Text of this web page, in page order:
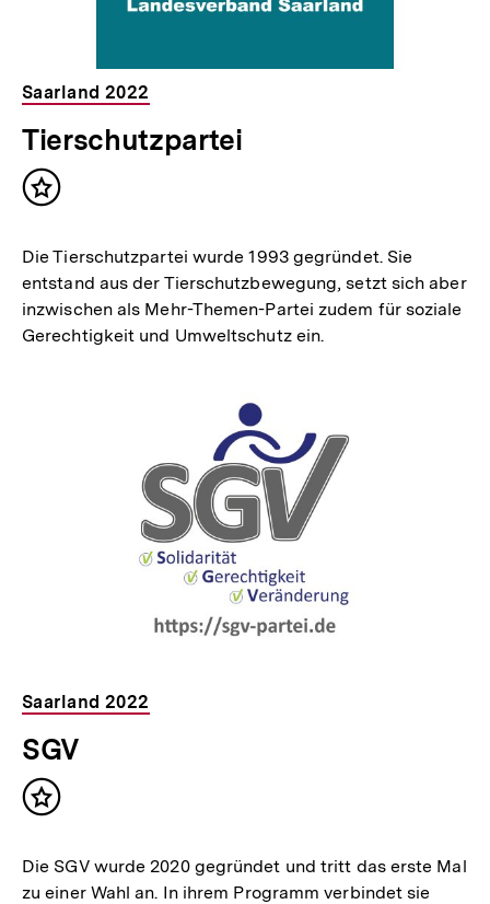
Saarland 2022
Tierschutzpartei
Inhalt
Die Tierschutzpartei wurde 1993 gegründet. Sie
entstand aus der Tierschutzbewegung, setzt sich aber
inzwischen als Mehr-Themen-Partei zudem für soziale
Gerechtigkeit und Umweltschutz ein.
Saarland 2022
SGV
Inhalt
Die SGV wurde 2020 gegründet und tritt das erste Mal
zu einer Wahl an. In ihrem Programm verbindet sie